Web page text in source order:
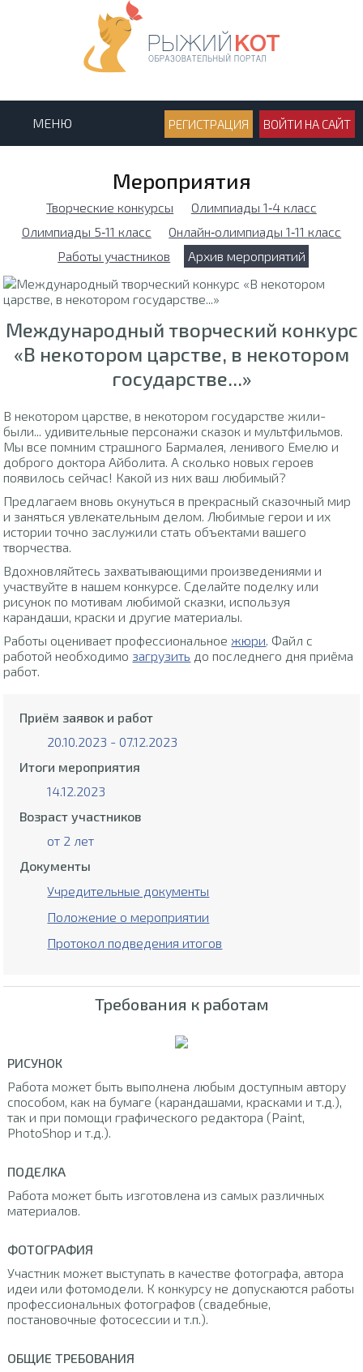
МЕНЮ РЕГИСТРАЦИЯ ВОЙТИ НА САЙТ
Мероприятия
Творческие конкурсы
Олимпиады 1‑4 класс
Олимпиады 5‑11 класс
Онлайн‑олимпиады 1‑11 класс
Работы участников
Архив мероприятий
Международный творческий конкурс
«В некотором царстве, в некотором
государстве...»
В некотором царстве, в некотором государстве жили-
были... удивительные персонажи сказок и мультфильмов.
Мы все помним страшного Бармалея, ленивого Емелю и
доброго доктора Айболита. А сколько новых героев
появилось сейчас! Какой из них ваш любимый?
Предлагаем вновь окунуться в прекрасный сказочный мир
и заняться увлекательным делом. Любимые герои и их
истории точно заслужили стать объектами вашего
творчества.
Вдохновляйтесь захватывающими произведениями и
участвуйте в нашем конкурсе. Сделайте поделку или
рисунок по мотивам любимой сказки, используя
карандаши, краски и другие материалы.
Работы оценивает профессиональное жюри. Файл с
работой необходимо загрузить до последнего дня приёма
работ.
Приём заявок и работ
20.10.2023 - 07.12.2023
Итоги мероприятия
14.12.2023
Возраст участников
от 2 лет
Документы
Учредительные документы
Положение о мероприятии
Протокол подведения итогов
Требования к работам
РИСУНОК
Работа может быть выполнена любым доступным автору
способом, как на бумаге (карандашами, красками и т.д.),
так и при помощи графического редактора (Paint,
PhotoShop и т.д.).
ПОДЕЛКА
Работа может быть изготовлена из самых различных
материалов.
ФОТОГРАФИЯ
Участник может выступать в качестве фотографа, автора
идеи или фотомодели. К конкурсу не допускаются работы
профессиональных фотографов (свадебные,
постановочные фотосессии и т.п.).
ОБЩИЕ ТРЕБОВАНИЯ